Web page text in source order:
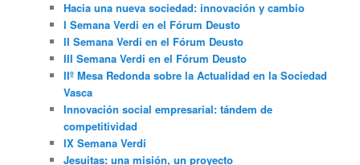
Hacia una nueva sociedad: innovación y cambio
I Semana Verdi en el Fórum Deusto
II Semana Verdi en el Fórum Deusto
III Semana Verdi en el Fórum Deusto
IIº Mesa Redonda sobre la Actualidad en la Sociedad
Vasca
Innovación social empresarial: tándem de
competitividad
IX Semana Verdi
Jesuitas: una misión, un proyecto